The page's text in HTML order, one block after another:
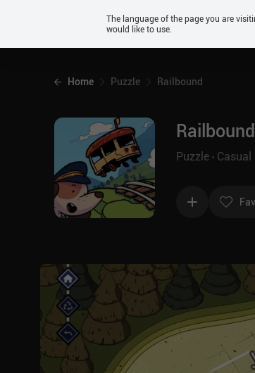
Android
Home Puzzle Railbound
Railbound
Puzzle Casual
The language of the page you are
would like to use.